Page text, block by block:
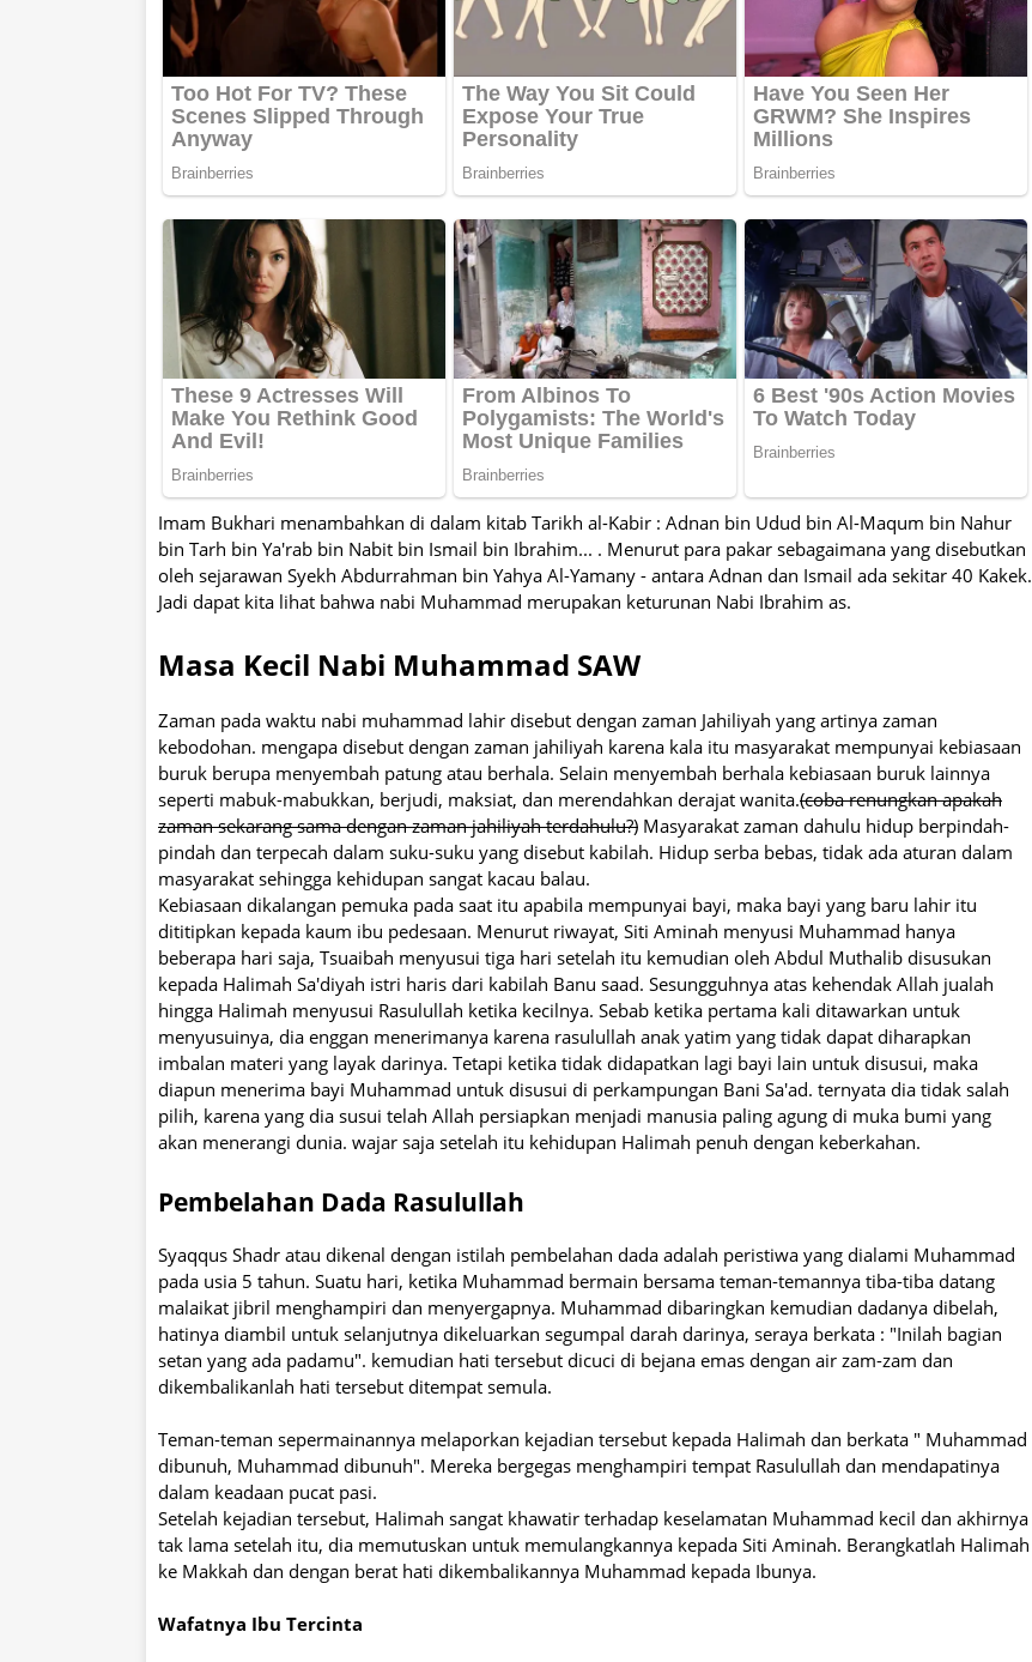
Imam Bukhari menambahkan di dalam kitab Tarikh al-Kabir : Adnan bin Udud bin Al-Maqum bin Nahur
bin Tarh bin Ya'rab bin Nabit bin Ismail bin Ibrahim... . Menurut para pakar sebagaimana yang disebutkan
oleh sejarawan Syekh Abdurrahman bin Yahya Al-Yamany - antara Adnan dan Ismail ada sekitar 40 Kakek.
Jadi dapat kita lihat bahwa nabi Muhammad merupakan keturunan Nabi Ibrahim as.
Masa Kecil Nabi Muhammad SAW
Zaman pada waktu nabi muhammad lahir disebut dengan zaman Jahiliyah yang artinya zaman
kebodohan. mengapa disebut dengan zaman jahiliyah karena kala itu masyarakat mempunyai kebiasaan
buruk berupa menyembah patung atau berhala. Selain menyembah berhala kebiasaan buruk lainnya
seperti mabuk-mabukkan, berjudi, maksiat, dan merendahkan derajat wanita.(coba renungkan apakah
zaman sekarang sama dengan zaman jahiliyah terdahulu?) Masyarakat zaman dahulu hidup berpindah-
pindah dan terpecah dalam suku-suku yang disebut kabilah. Hidup serba bebas, tidak ada aturan dalam
masyarakat sehingga kehidupan sangat kacau balau.
Kebiasaan dikalangan pemuka pada saat itu apabila mempunyai bayi, maka bayi yang baru lahir itu
dititipkan kepada kaum ibu pedesaan. Menurut riwayat, Siti Aminah menyusi Muhammad hanya
beberapa hari saja, Tsuaibah menyusui tiga hari setelah itu kemudian oleh Abdul Muthalib disusukan
kepada Halimah Sa'diyah istri haris dari kabilah Banu saad. Sesungguhnya atas kehendak Allah jualah
hingga Halimah menyusui Rasulullah ketika kecilnya. Sebab ketika pertama kali ditawarkan untuk
menyusuinya, dia enggan menerimanya karena rasulullah anak yatim yang tidak dapat diharapkan
imbalan materi yang layak darinya. Tetapi ketika tidak didapatkan lagi bayi lain untuk disusui, maka
diapun menerima bayi Muhammad untuk disusui di perkampungan Bani Sa'ad. ternyata dia tidak salah
pilih, karena yang dia susui telah Allah persiapkan menjadi manusia paling agung di muka bumi yang
akan menerangi dunia. wajar saja setelah itu kehidupan Halimah penuh dengan keberkahan.
Pembelahan Dada Rasulullah
Syaqqus Shadr atau dikenal dengan istilah pembelahan dada adalah peristiwa yang dialami Muhammad
pada usia 5 tahun. Suatu hari, ketika Muhammad bermain bersama teman-temannya tiba-tiba datang
malaikat jibril menghampiri dan menyergapnya. Muhammad dibaringkan kemudian dadanya dibelah,
hatinya diambil untuk selanjutnya dikeluarkan segumpal darah darinya, seraya berkata : "Inilah bagian
setan yang ada padamu". kemudian hati tersebut dicuci di bejana emas dengan air zam-zam dan
dikembalikanlah hati tersebut ditempat semula.
Teman-teman sepermainannya melaporkan kejadian tersebut kepada Halimah dan berkata " Muhammad
dibunuh, Muhammad dibunuh". Mereka bergegas menghampiri tempat Rasulullah dan mendapatinya
dalam keadaan pucat pasi.
Setelah kejadian tersebut, Halimah sangat khawatir terhadap keselamatan Muhammad kecil dan akhirnya
tak lama setelah itu, dia memutuskan untuk memulangkannya kepada Siti Aminah. Berangkatlah Halimah
ke Makkah dan dengan berat hati dikembalikannya Muhammad kepada Ibunya.
Wafatnya Ibu Tercinta